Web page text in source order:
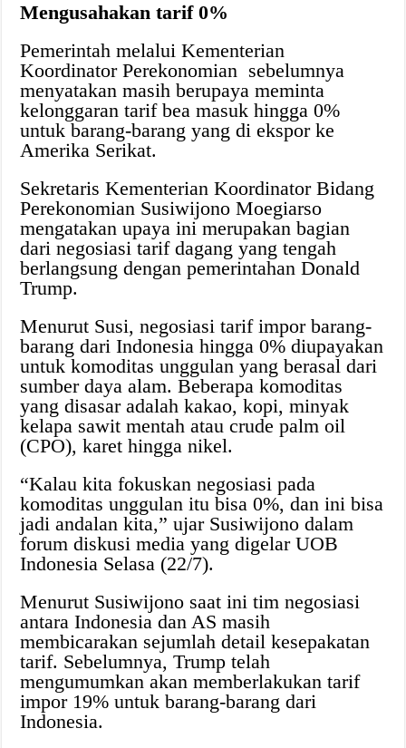
Mengusahakan tarif 0%
Pemerintah melalui Kementerian
Koordinator Perekonomian sebelumnya
menyatakan masih berupaya meminta
kelonggaran tarif bea masuk hingga 0%
untuk barang-barang yang di ekspor ke
Amerika Serikat.
Sekretaris Kementerian Koordinator Bidang
Perekonomian Susiwijono Moegiarso
mengatakan upaya ini merupakan bagian
dari negosiasi tarif dagang yang tengah
berlangsung dengan pemerintahan Donald
Trump.
Menurut Susi, negosiasi tarif impor barang-
barang dari Indonesia hingga 0% diupayakan
untuk komoditas unggulan yang berasal dari
sumber daya alam. Beberapa komoditas
yang disasar adalah kakao, kopi, minyak
kelapa sawit mentah atau crude palm oil
(CPO), karet hingga nikel.
“Kalau kita fokuskan negosiasi pada
komoditas unggulan itu bisa 0%, dan ini bisa
jadi andalan kita,” ujar Susiwijono dalam
forum diskusi media yang digelar UOB
Indonesia Selasa (22/7).
Menurut Susiwijono saat ini tim negosiasi
antara Indonesia dan AS masih
membicarakan sejumlah detail kesepakatan
tarif. Sebelumnya, Trump telah
mengumumkan akan memberlakukan tarif
impor 19% untuk barang-barang dari
Indonesia.